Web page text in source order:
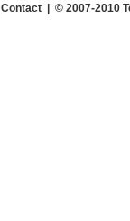
Contact| © 2007-2010